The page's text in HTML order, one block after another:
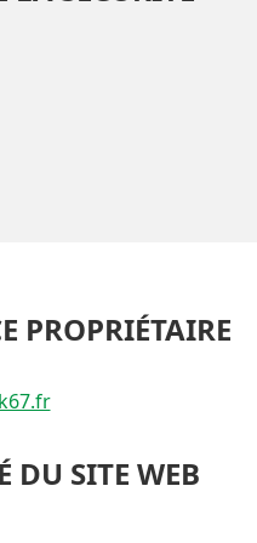
PROPRIÉTAIRE
DU SITE WEB